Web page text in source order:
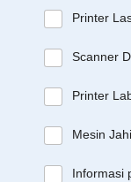
Printer
Scanner
Printer
Mesin
Informasi